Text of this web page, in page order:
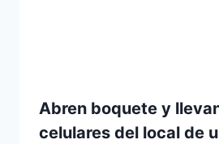
Abren boquete y
celulares del local de